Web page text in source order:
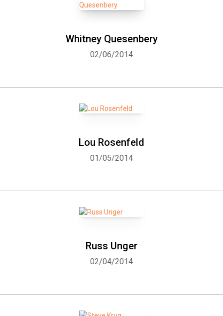
Whitney Quesenbery
02/06/2014
Lou Rosenfeld
01/05/2014
Russ Unger
02/04/2014